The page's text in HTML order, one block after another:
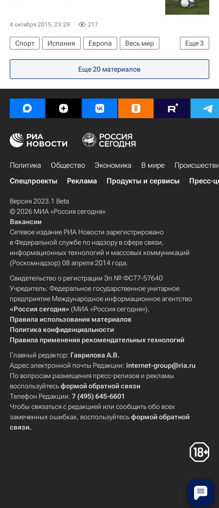
4 октября 2015, 23:29 217
Еще3
Спорт Испания Европа
Весь мир
Атлетико (Мадрид)
Реал Мадрид
Чемпионат Испании по футболу
Еще 20 материалов
Политика Общество Экономика В мире
Спецпроекты
Реклама Продукты и сервисы Пресс-
Версия 2023.1 Beta
© 2026 МИА «Россия сегодня»
Вакансии
Сетевое издание РИА Новости зарегистрировано
в Федеральной службе по надзору в сфере связи,
информационных технологий и массовых коммуникаций
(Роскомнадзор) 08 апреля 2014 года.
Свидетельство о регистрации Эл № ФС77-57640
Учредитель: Федеральное государственное унитарное
предприятие Международное информационное агентство
«Россия сегодня» (МИА «Россия сегодня»).
Правила использования материалов
Политика конфиденциальности
Правила применения рекомендательных технологий
Главный редактор: Гаврилова А.В.
Адрес электронной почты Редакции: internet-group@ria.ru
По вопросам размещения пресс-релизов и рекламы
воспользуйтесьформой обратной связи
Телефон Редакции: 7 (495) 645-6601
Чтобы связаться с редакцией или сообщить обо всех
замеченных ошибках, воспользуйтесьформой обратной
связи.